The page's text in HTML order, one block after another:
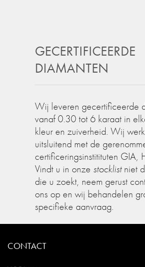
GECERTIFICEERDE
DIAMANTEN
Wij leveren gecertificeerde
vanaf 0.30 tot 6 karaat in
kleur en zuiverheid. Wij
uitsluitend met de
certificeringsinstitituten GIA,
Vindt u in onze stocklistniet
die u zoekt, neem gerust
ons op en wij behandelen
specifieke aanvraag.
CONTACT